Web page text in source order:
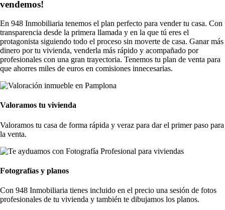
vendemos!
En 948 Inmobiliaria tenemos el plan perfecto para vender tu casa. Con
transparencia desde la primera llamada y en la que tú eres el
protagonista siguiendo todo el proceso sin moverte de casa. Ganar más
dinero por tu vivienda, venderla más rápido y acompañado por
profesionales con una gran trayectoria. Tenemos tu plan de venta para
que ahorres miles de euros en comisiones innecesarias.
Valoramos tu vivienda
Valoramos tu casa de forma rápida y veraz para dar el primer paso para
la venta.
Fotografías y planos
Con 948 Inmobiliaria tienes incluido en el precio una sesión de fotos
profesionales de tu vivienda y también te dibujamos los planos.